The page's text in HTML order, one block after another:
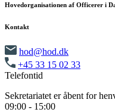
Hovedorganisationen af Officerer i
Kontakt
hod@hod.dk
+45 33 15 02 33
Telefontid
Sekretariatet er åbent for
09:00 - 15:00